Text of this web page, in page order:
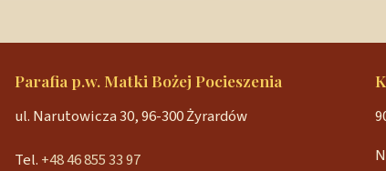
Parafia p.w. Matki Bożej Pocieszenia
ul. Narutowicza 30, 96-300 Żyrardów
Tel. +48 46 855 33 97